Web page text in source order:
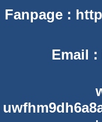
Fanpage :
Email :